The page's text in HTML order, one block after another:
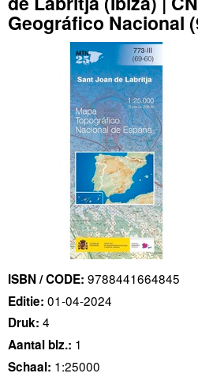
Geográfico Nacional
ISBN / CODE: 9788441664845
Editie: 01-04-2024
Druk: 4
Aantal blz.: 1
Schaal: 1:25000